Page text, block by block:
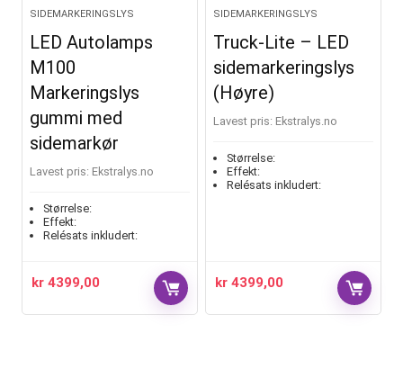
SIDEMARKERINGSLYS
LED Autolamps
M100
Markeringslys
gummi med
sidemarkør
Lavest pris: ekstralys.no
Størrelse:
Effekt:
Relésats inkludert:
kr 4399,00
SIDEMARKERINGSLYS
Truck-Lite – LED
sidemarkeringslys
(Høyre)
Lavest pris: ekstralys.no
Størrelse:
Effekt:
Relésats inkludert:
kr 4399,00